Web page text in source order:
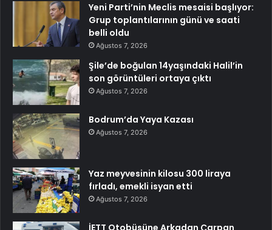
Yeni Parti’nin Meclis mesaisi başlıyor:
Grup toplantılarının günü ve saati
belli oldu
Ağustos 7, 2026
Şile’de boğulan 14yaşındaki Halil’in
son görüntüleri ortaya çıktı
Ağustos 7, 2026
Bodrum’da Yaya Kazası
Ağustos 7, 2026
Yaz meyvesinin kilosu 300 liraya
fırladı, emekli isyan etti
Ağustos 7, 2026
İETT Otobüsüne Arkadan Çarpan